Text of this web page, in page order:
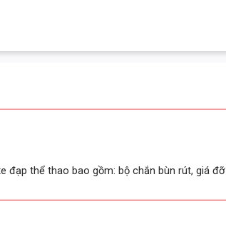
đạp thể thao bao gồm: bộ chắn bùn rút, giá